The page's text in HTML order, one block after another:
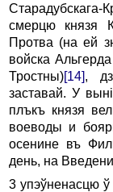
смерцю князя
Протва (на ей
войска
Тростны)[14],
заставай. У
плъкъ князя
воеводы и
осенине въ
день, на
3 упэўненасцю